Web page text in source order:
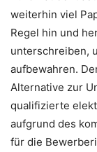
weiterhin viel
Regel hin und
unterschreiben,
aufbewahren.
Alternative zur
qualifizierte
aufgrund des
für die